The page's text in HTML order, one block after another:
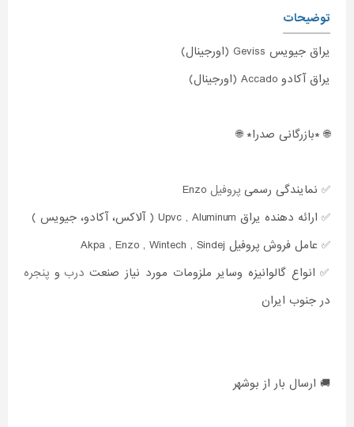
توضیحات
یراق جیویس Geviss (اورجینال)
یراق آکادو Accado (اورجینال)
🌐 *بازرگانی صدرا* 🌐
✅ نمایندگی رسمی پروفیل
✅ ارائه دهنده یراق Upvc , Aluminum ( آلاکس، آکادو، جیویس )
✅ عامل فروش پروفیل Akpa , Enzo , Wintech , Sindej
✅ انواع گالوانیزه وسایر ملزومات مورد نیاز صنعت درب و پنجره
در جنوب ایران
🚚 ارسال بار از بوشهر